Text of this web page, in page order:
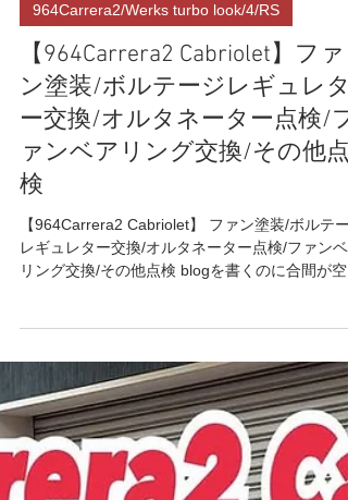
2025年8月8日 読了時間: 2分
964Carrera2/Werks turbo look/4/RS
【964Carrera2 Cabriolet】ファ
ン塗装/ボルテージレギュレタ
ァンベアリング交換/その他点
検
【964Carrera2 Cabriolet】 ファン塗装/ボルテー
レギュレター交換/オルタネーター点検/ファンベ
リング交換/その他点検 blogを書くのに合間が空
てしまいましたが💦 今回はファン塗装✨の間に、
点検できるところを点検していきます^ ^...